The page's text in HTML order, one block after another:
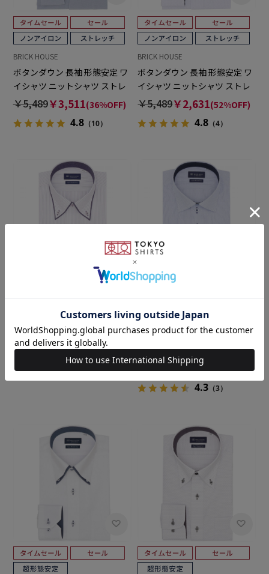
BRICK HOUSE
ボタンダウン 長袖 形態安定 ワ
イシャツ ニットシャツ ストレ
ッチ
￥5,489￥3,511(36%OFF)
4.8（10）
BRICK HOUSE
ボタンダウン 長袖 形態安定 ワ
イシャツ ニットシャツ ストレ
ッチ
￥5,489￥2,631(52%OFF)
4.8 （4）
【超形態安定】 ボタンダウン
長袖 形態安定 ワイシャツ
￥5,489￥3,511(36%OFF)
BRICK HOUSE
【超形態安定】 ワイド 長袖 形
態安定 ワイシャツ
￥5,489￥3,511(36%OFF)
4.3 （3）